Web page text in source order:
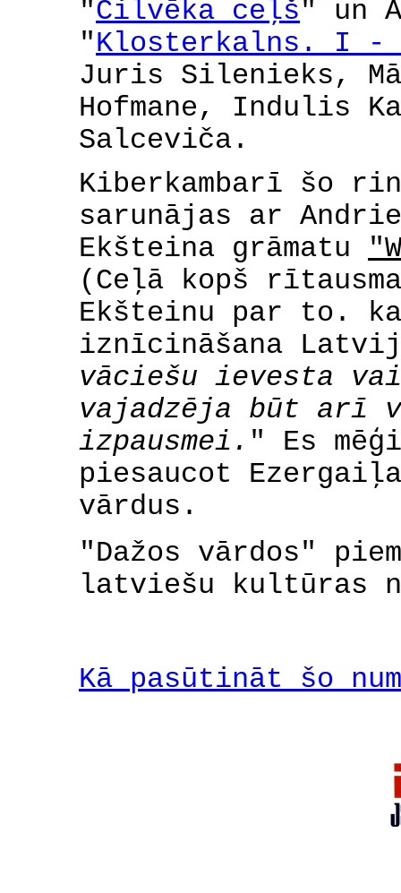
"Cilvēka ceļš" un
"Klosterkalns. I
Juris Silenieks,
Hofmane, Indulis
Salceviča.
Kiberkambarī šo
sarunājas ar
Ekšteina grāmatu
(Ceļā kopš
Ekšteinu par to.
iznīcināšana
vāciešu ievesta
vajadzēja būt arī
izpausmei. " Es
piesaucot
vārdus.
"Dažos vārdos"
latviešu kultūras
Kā pasūtināt šo